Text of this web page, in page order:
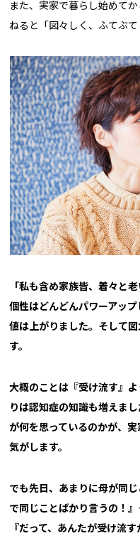
また、実家で暮らし始めて
ねると「図々しく、ふてぶ
「私も含め家族皆、着々と
個性はどんどんパワーアッ
値は上がりました。そして
す。
大概のことは『受け流す』
りは認知症の知識も増えま
が何を思っているのかが、
気がします。
でも先日、あまりに母が同
で同じことばかり言うの！
『だって、あんたが受け流